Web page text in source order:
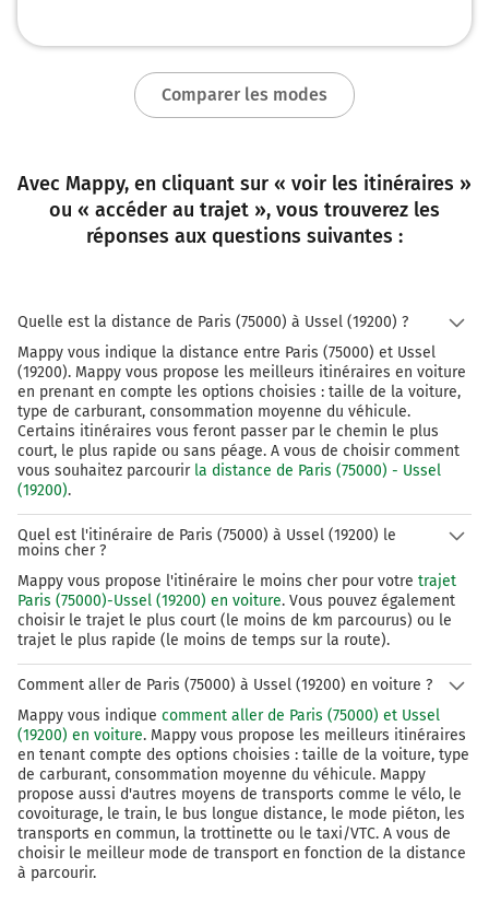
Continuer E5 (L'Aquitaine) sur 71 kilomètres
A20
TOULOUSE
CLERMONT-FD
56 km
Prendre à droite et rejoindre L'Arverne. Continuer
sur 7,7 kilomètres
E9
A20
TOULOUSE
VIERZON
ORLÉANS-CENTRE
L'Arverne
128 km
Continuer E9 (L'Arverne) sur 71 kilomètres
E9
A71
TOULOUSE
CLERMONT-FD
136 km
Comparer les modes
Avec Mappy, en cliquant sur « voir les itinéraires »
ou « accéder au trajet », vous trouverez les
réponses aux questions suivantes :
Quelle est la distance de Paris (75000) à Ussel (19200) ?
Mappy vous indique la distance entre Paris (75000) et Ussel
(19200). Mappy vous propose les meilleurs itinéraires en voiture
en prenant en compte les options choisies : taille de la voiture,
type de carburant, consommation moyenne du véhicule.
Certains itinéraires vous feront passer par le chemin le plus
court, le plus rapide ou sans péage. A vous de choisir comment
vous souhaitez parcourir la distance de Paris (75000) - Ussel
(19200).
Quel est l'itinéraire de Paris (75000) à Ussel (19200) le
moins cher ?
Mappy vous propose l'itinéraire le moins cher pour votre trajet
Paris (75000)-Ussel (19200) en voiture. Vous pouvez également
choisir le trajet le plus court (le moins de km parcourus) ou le
trajet le plus rapide (le moins de temps sur la route).
Comment aller de Paris (75000) à Ussel (19200) en voiture ?
Mappy vous indique comment aller de Paris (75000) et Ussel
(19200) en voiture. Mappy vous propose les meilleurs itinéraires
en tenant compte des options choisies : taille de la voiture, type
de carburant, consommation moyenne du véhicule. Mappy
propose aussi d'autres moyens de transports comme le vélo, le
covoiturage, le train, le bus longue distance, le mode piéton, les
transports en commun, la trottinette ou le taxi/VTC. A vous de
choisir le meilleur mode de transport en fonction de la distance
à parcourir.